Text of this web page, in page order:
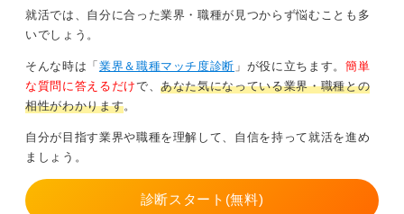
絞らず、幅広く調べてみることをお勧めします。
そのうえで、自身の性格や強みがどちらに合っているの
かを見極めることが、納得のいくキャリア選択につなが
りますよ。
就活では、自分に合った業界・職種が見つからず悩むことも多
いでしょう。
そんな時は「業界＆職種マッチ度診断 」が役に立ちます。 簡単
な質問に答えるだけで、あなた気になっている業界・職種との
相性がわかります。
自分が目指す業界や職種を理解して、自信を持って就活を進め
ましょう。
診断スタート(無料)